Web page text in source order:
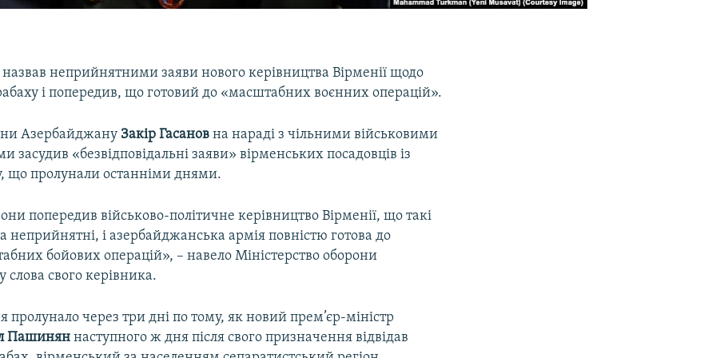
неприйнятними заяви нового керівництва Вірменії щодо
і попередив, що готовий до «масштабних воєнних операцій».
Азербайджану Закір Гасанов на нараді з чільними військовими
засудив «безвідповідальні заяви» вірменських посадовців із
що пролунали останніми днями.
попередив військово-політичне керівництво Вірменії, що такі
неприйнятні, і азербайджанська армія повністю готова до
бойових операцій», – навело Міністерство оборони
свого керівника.
через три дні по тому, як новий прем’єр-міністр
Пашинян наступного ж дня після свого призначення відвідав